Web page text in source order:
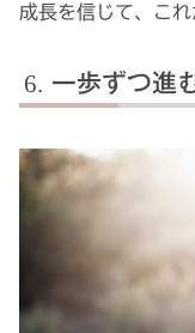
成長を信じて、こ
一歩ずつ進